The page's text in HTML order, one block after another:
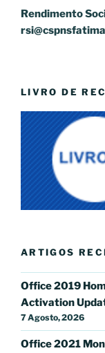
Rendimento
LIVRO DE
ARTIGOS
Office 2019
Activation
7 Agosto, 2026
Office 2021